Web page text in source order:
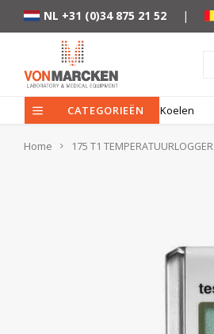
NL +31 (0)34 875 21 52 |
CATEGORIEËN Koelen
Home 175 T1 TEMPERATUURLOGGER